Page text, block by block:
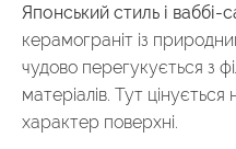
Японський стиль і ваббі-
керамограніт із
чудово перегукується з
матеріалів. Тут цінується
характер поверхні.